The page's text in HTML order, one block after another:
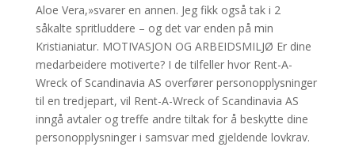
Aloe Vera,»svarer en annen. Jeg fikk også tak i 2
såkalte spritluddere – og det var enden på min
Kristianiatur. MOTIVASJON OG ARBEIDSMILJØ Er dine
medarbeidere motiverte? I de tilfeller hvor Rent-A-
Wreck of Scandinavia AS overfører personopplysninger
til en tredjepart, vil Rent-A-Wreck of Scandinavia AS
inngå avtaler og treffe andre tiltak for å beskytte dine
personopplysninger i samsvar med gjeldende lovkrav.